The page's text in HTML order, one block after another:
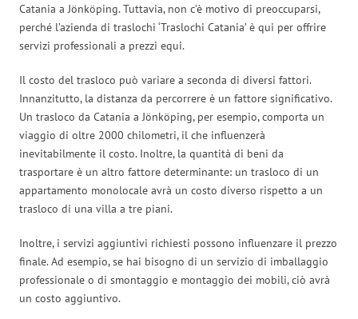
Catania a Jönköping. Tuttavia, non c’è motivo di preoccuparsi,
perché l’azienda di traslochi ‘Traslochi Catania’ è qui per offrire
servizi professionali a prezzi equi.
Il costo del trasloco può variare a seconda di diversi fattori.
Innanzitutto, la distanza da percorrere è un fattore significativo.
Un trasloco da Catania a Jönköping, per esempio, comporta un
viaggio di oltre 2000 chilometri, il che influenzerà
inevitabilmente il costo. Inoltre, la quantità di beni da
trasportare è un altro fattore determinante: un trasloco di un
appartamento monolocale avrà un costo diverso rispetto a un
trasloco di una villa a tre piani.
Inoltre, i servizi aggiuntivi richiesti possono influenzare il prezzo
finale. Ad esempio, se hai bisogno di un servizio di imballaggio
professionale o di smontaggio e montaggio dei mobili, ciò avrà
un costo aggiuntivo.